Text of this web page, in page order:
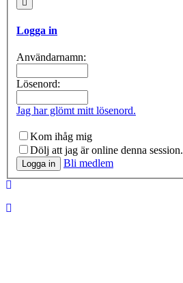
Logga in
Användarnamn:
Lösenord:
Jag har glömt mitt lösenord.
Kom ihåg mig
Dölj att jag är online denna session.
Bli medlem